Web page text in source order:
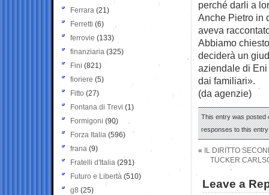
perché darli a
Anche Pietro in
aveva
Abbiamo
deciderà un
aziendale di
dai familiari».
(da agenzie)
This entry was posted
responses to this
«
IL DIRITTO
TUCKER
Leave a
Ferrara (21)
Ferretti (6)
ferrovie (133)
finanziaria (325)
Fini (821)
fioriere (5)
Fitto (27)
Fontana di Trevi (1)
Formigoni (90)
Forza Italia (596)
frana (9)
Fratelli d'Italia (291)
Futuro e Libertà (510)
g8 (25)